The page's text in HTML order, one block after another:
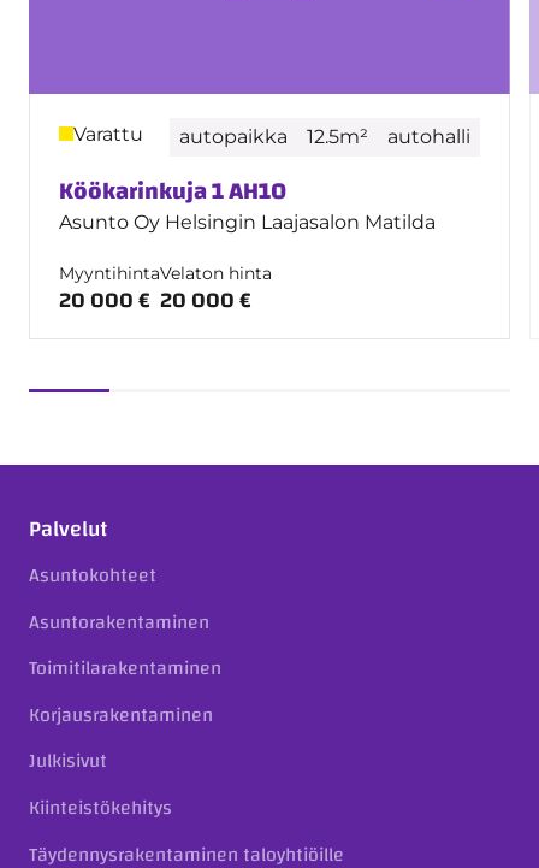
Varattu autopaikka 12.5m² autohalli
Köökarinkuja 1 AH10
Asunto Oy Helsingin Laajasalon Matilda
Myyntihinta
20 000 €
Velaton hinta
20 000 €
Palvelut
Asuntokohteet
Asuntorakentaminen
Toimitilarakentaminen
Korjausrakentaminen
Julkisivut
Kiinteistökehitys
Täydennysrakentaminen taloyhtiöille